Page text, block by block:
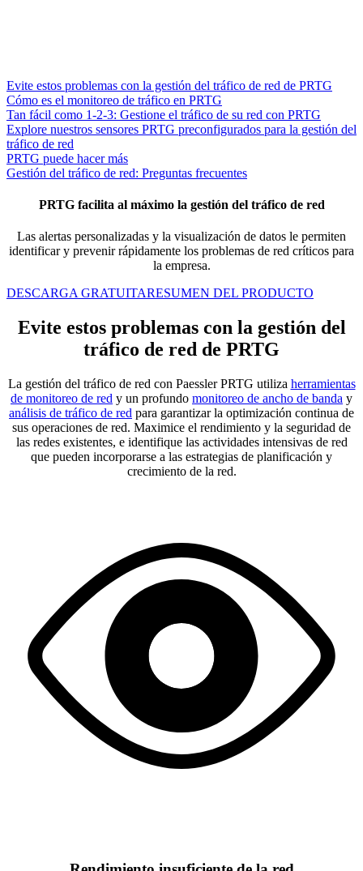
Evite estos problemas con la gestión del tráfico de red de PRTG
Cómo es el monitoreo de tráfico en PRTG
Tan fácil como 1-2-3: Gestione el tráfico de su red con PRTG
Explore nuestros sensores PRTG preconfigurados para la gestión del
tráfico de red
PRTG puede hacer más
Gestión del tráfico de red: Preguntas frecuentes
PRTG facilita al máximo la gestión del tráfico de red
Las alertas personalizadas y la visualización de datos le permiten
identificar y prevenir rápidamente los problemas de red críticos para
la empresa.
DESCARGA GRATUITARESUMEN DEL PRODUCTO
Evite estos problemas con la gestión del
tráfico de red de PRTG
La gestión del tráfico de red con Paessler PRTG utiliza herramientas
de monitoreo de red y un profundo monitoreo de ancho de banda y
análisis de tráfico de red para garantizar la optimización continua de
sus operaciones de red. Maximice el rendimiento y la seguridad de
las redes existentes, e identifique las actividades intensivas de red
que pueden incorporarse a las estrategias de planificación y
crecimiento de la red.